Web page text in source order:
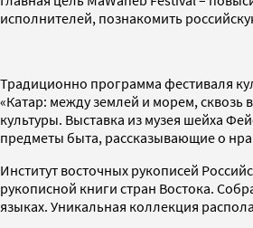
исполнителей, познакомить
Традиционно программа фестиваля
«Катар: между землей и морем, сквозь
культуры. Выставка из музея шейха
предметы быта, рассказывающие о
Институт восточных рукописей
рукописной книги стран Востока.
языках. Уникальная коллекция